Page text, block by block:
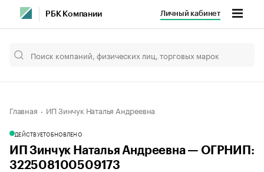
РБК Компании Личный кабинет
Главная ИП Зинчук Наталья Андреевна
ДЕЙСТВУЕТОБНОВЛЕНО
ИП Зинчук Наталья Андреевна — ОГРНИП:
322508100509173